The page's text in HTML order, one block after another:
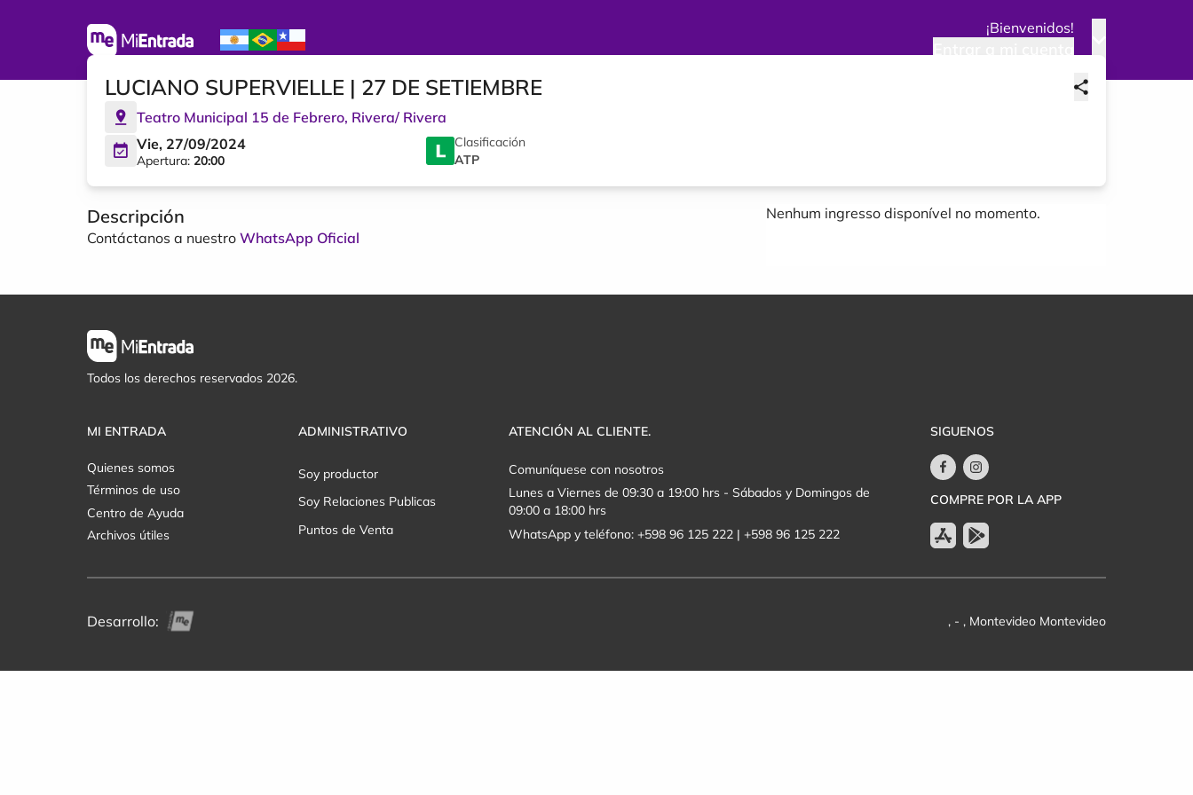
¡Bienvenidos!
LUCIANO SUPERVIELLE | 27 DE SETIEMBRE
Teatro Municipal 15 de Febrero, Rivera/ Rivera
Vie, 27/09/2024
Apertura: 20:00
Clasificación
ATP
Descripción
Contáctanos a nuestro WhatsApp Oficial
Nenhum ingresso disponível no momento.
Todos los derechos reservados 2026.
MI ENTRADA
Quienes somos
Términos de uso
Centro de Ayuda
Archivos útiles
ADMINISTRATIVO
Soy productor
Soy Relaciones Publicas
Puntos de Venta
ATENCIÓN AL CLIENTE.
Comuníquese con nosotros
Lunes a Viernes de 09:30 a 19:00 hrs - Sábados y Domingos de
09:00 a 18:00 hrs
WhatsApp y teléfono: +598 96 125 222 | +598 96 125 222
SIGUENOS
COMPRE POR LA APP
Desarrollo: , - , Montevideo Montevideo